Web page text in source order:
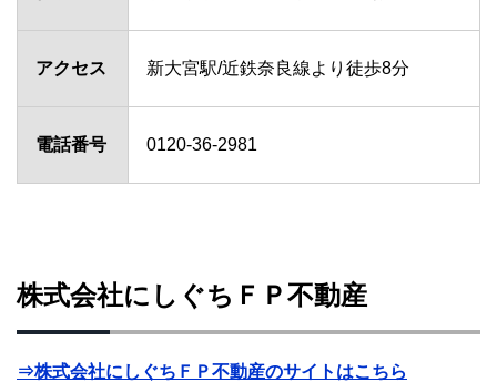
アクセス 新大宮駅/近鉄奈良線より徒歩8分
電話番号 0120-36-2981
株式会社にしぐちＦＰ不動産
⇒株式会社にしぐちＦＰ不動産のサイトはこちら